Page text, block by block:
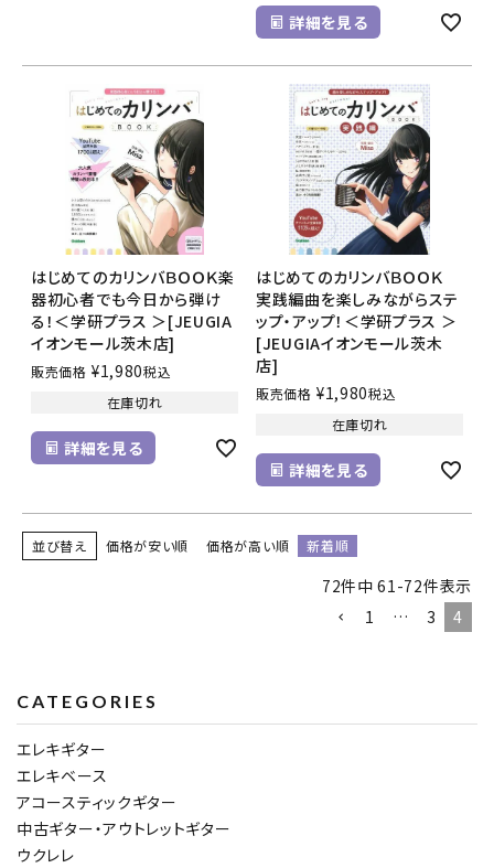
詳細を見る
はじめてのカリンバＢＯＯＫ楽
器初心者でも今日から弾け
る！＜学研プラス ＞[JEUGIA
イオンモール茨木店]
販売価格 ¥1,980税込
在庫切れ
詳細を見る
はじめてのカリンバＢＯＯＫ
実践編曲を楽しみながらステ
ップ・アップ！＜学研プラス ＞
[JEUGIAイオンモール茨木
店]
販売価格 ¥1,980税込
在庫切れ
詳細を見る
並び替え 価格が安い順 価格が高い順 新着順
72件中 61 -72件表示
1
… 3 4
CATEGORIES
エレキギター
エレキベース
アコースティックギター
中古ギター・アウトレットギター
ウクレレ